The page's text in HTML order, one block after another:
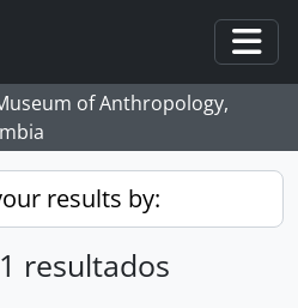
of Anthropology,
results by:
resultados